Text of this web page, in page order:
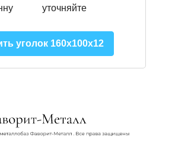
уточняйте
уголок 160х100х12